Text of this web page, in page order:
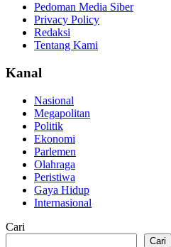
Pedoman Media Siber
Privacy Policy
Redaksi
Tentang Kami
Kanal
Nasional
Megapolitan
Politik
Ekonomi
Parlemen
Olahraga
Peristiwa
Gaya Hidup
Internasional
Cari
Cari